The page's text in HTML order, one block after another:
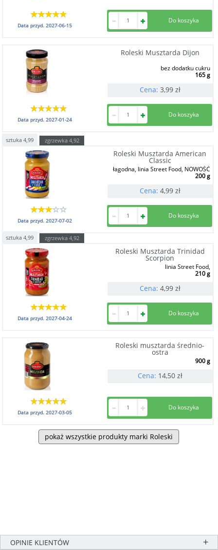
Data przyd.2027-06-15
Roleski Musztarda Dijon
bez dodatku cukru
165 g
Cena: 3,99 zł
Data przyd.2027-01-24
sztuka 4,99 zgrzewka 4,92
Roleski Musztarda American
Classic
łagodna, linia Street Food, NOWOŚĆ
200 g
Cena: 4,99 zł
Data przyd.2027-07-02
sztuka 4,99 zgrzewka 4,92
Roleski Musztarda Trinidad
Scorpion
linia Street Food,
210 g
Cena: 4,99 zł
Data przyd.2027-04-24
Roleski musztarda średnio-
ostra
900 g
Cena: 14,50 zł
Data przyd.2027-03-05
pokaż wszystkie produkty marki Roleski
OPINIE KLIENTÓW